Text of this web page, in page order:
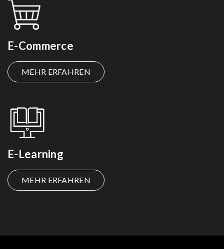
E-Commerce
MEHR ERFAHREN
E-Learning
MEHR ERFAHREN